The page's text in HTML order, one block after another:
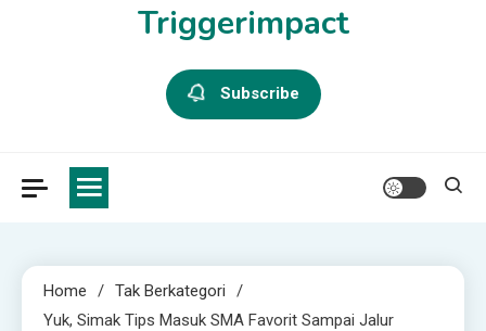
Triggerimpact
Subscribe
Home
Tak Berkategori
Yuk, Simak Tips Masuk SMA Favorit Sampai Jalur